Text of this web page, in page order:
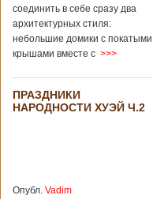
соединить в себе сразу два
архитектурных стиля:
небольшие домики с покатыми
крышами вместе с >>>
ПРАЗДНИКИ
НАРОДНОСТИ ХУЭЙ Ч.2
Опубл. Vadim